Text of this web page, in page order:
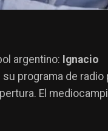
argentino: Ignacio
su programa de radio
El